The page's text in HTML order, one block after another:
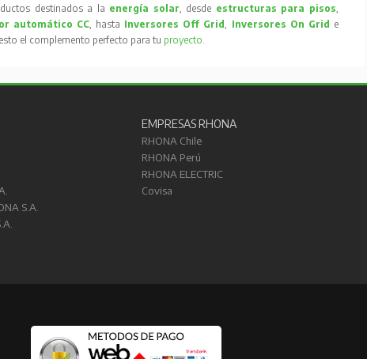
destinados a la energía solar, desde estructuras para pisos,
automático CC, hasta Inversores Off Grid, Inversores On Grid e
el complemento perfecto para tu proyecto.
S.A.
EMPRESAS RHONA
RHONA Chile
RHONA Perú
RHONA ELECTRIC
Covisa